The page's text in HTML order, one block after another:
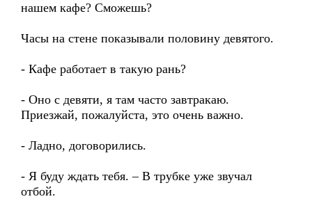
нашем кафе? Сможешь?
Часы на стене показывали половину девятого.
- Кафе работает в такую рань?
- Оно с девяти, я там часто завтракаю.
Приезжай, пожалуйста, это очень важно.
- Ладно, договорились.
- Я буду ждать тебя. – В трубке уже звучал
отбой.